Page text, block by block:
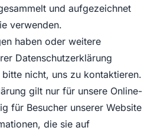
und aufgezeichnet
verwenden.
haben oder weitere
Datenschutzerklärung
nicht, uns zu kontaktieren.
gilt nur für unsere Online-
für Besucher unserer Website
die sie auf